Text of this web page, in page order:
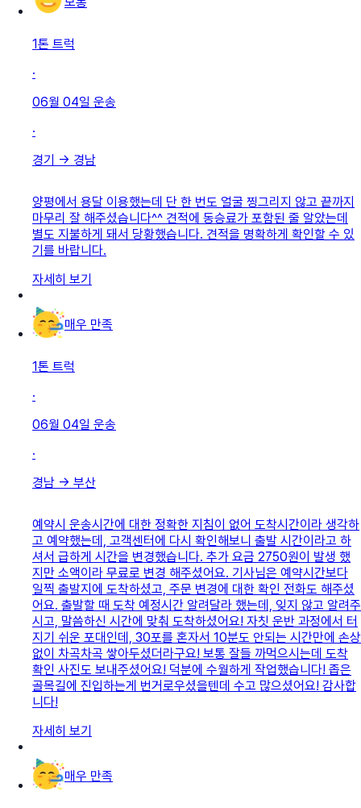
1톤 트럭
·
06월 04일 운송
·
경기 → 경남
양평에서 용달 이용했는데 단 한 번도 얼굴 찡그리지 않고 끝까지
마무리 잘 해주셨습니다^^ 견적에 동승료가 포함된 줄 알았는데
별도 지불하게 돼서 당황했습니다. 견적을 명확하게 확인할 수 있
기를 바랍니다.
자세히 보기
매우 만족
1톤 트럭
·
06월 04일 운송
·
경남 → 부산
예약시 운송시간에 대한 정확한 지침이 없어 도착시간이라 생각하
고 예약했는데, 고객센터에 다시 확인해보니 출발 시간이라고 하
셔서 급하게 시간을 변경했습니다. 추가 요금 2750원이 발생 했
지만 소액이라 무료로 변경 해주셨어요. 기사님은 예약시간보다
일찍 출발지에 도착하셨고, 주문 변경에 대한 확인 전화도 해주셨
어요. 출발할 때 도착 예정시간 알려달라 했는데, 잊지 않고 알려주
시고, 말씀하신 시간에 맞춰 도착하셨어요! 자칫 운반 과정에서 터
지기 쉬운 포대인데, 30포를 혼자서 10분도 안되는 시간만에 손상
없이 차곡차곡 쌓아두셨더라구요! 보통 잘들 까먹으시는데 도착
확인 사진도 보내주셨어요! 덕분에 수월하게 작업했습니다! 좁은
골목길에 진입하는게 번거로우셨을텐데 수고 많으셨어요! 감사합
니다!
자세히 보기
매우 만족